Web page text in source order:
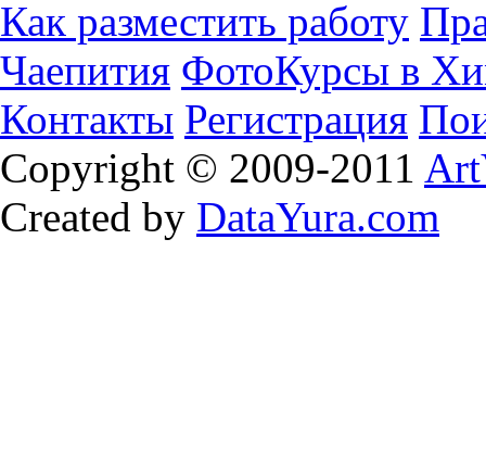
Как разместить работу
Чаепития ФотоКурсы в
Контакты Регистрация
Copyright © 2009-2011
Created by DataYura.com